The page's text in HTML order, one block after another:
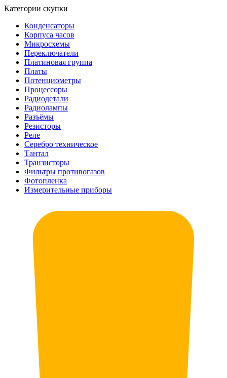
Категории скупки
Конденсаторы
Корпуса часов
Микросхемы
Переключатели
Платиновая группа
Платы
Потенциометры
Процессоры
Радиодетали
Радиолампы
Разъёмы
Резисторы
Реле
Серебро техническое
Тантал
Транзисторы
Фильтры противогазов
Фотопленка
Измерительные приборы